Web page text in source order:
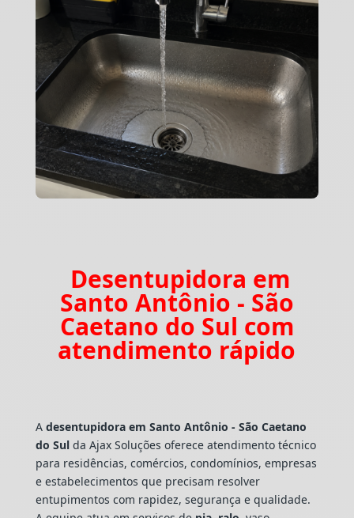
Desentupidora em
Santo Antônio - São
Caetano do Sul com
atendimento rápido
A desentupidora em Santo Antônio - São Caetano
do Sulda Ajax Soluções oferece atendimento técnico
para residências, comércios, condomínios, empresas
e estabelecimentos que precisam resolver
entupimentos com rapidez, segurança e qualidade.